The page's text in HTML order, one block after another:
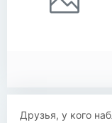
Друзья, у кого